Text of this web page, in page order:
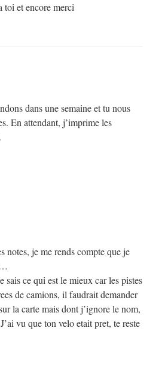
toi et encore merci
dans une semaine et tu nous
En attendant, j’imprime les
notes, je me rends compte que je
sais ce qui est le mieux car les pistes
de camions, il faudrait demander
la carte mais dont j’ignore le nom,
vu que ton velo etait pret, te reste